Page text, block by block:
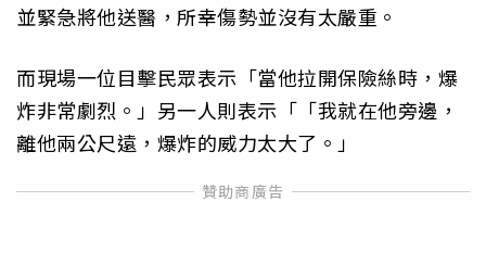
並緊急將他送醫，所幸傷勢並沒有太嚴重。
而現場一位目擊民眾表示「當他拉開保險絲時，爆
炸非常劇烈。」另一人則表示「「我就在他旁邊，
離他兩公尺遠，爆炸的威力太大了。」